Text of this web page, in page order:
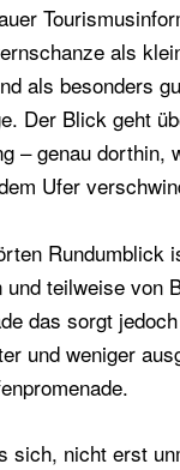
als
als besonders
Der Blick geht
– genau dorthin,
Ufer
Rundumblick
teilweise von
das sorgt
und weniger
sich, nicht erst